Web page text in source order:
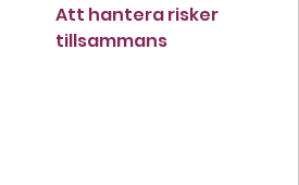
Att hantera risker
tillsammans